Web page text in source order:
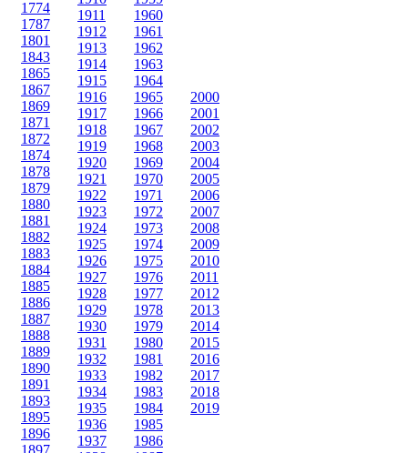
1774
1787
1801
1843
1865
1867
1869
1871
1872
1874
1878
1879
1880
1881
1882
1883
1884
1885
1886
1887
1888
1889
1890
1891
1893
1895
1896
1897
1911
1912
1913
1914
1915
1916
1917
1918
1919
1920
1921
1922
1923
1924
1925
1926
1927
1928
1929
1930
1931
1932
1933
1934
1935
1936
1937
1960
1961
1962
1963
1964
1965
1966
1967
1968
1969
1970
1971
1972
1973
1974
1975
1976
1977
1978
1979
1980
1981
1982
1983
1984
1985
1986
2000
2001
2002
2003
2004
2005
2006
2007
2008
2009
2010
2011
2012
2013
2014
2015
2016
2017
2018
2019